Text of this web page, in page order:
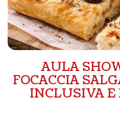
AULA
FOCACCIA
INCLUSIVA